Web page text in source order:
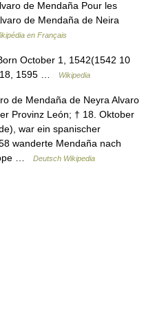
de Mendaña Pour les
de Mendaña de Neira
en Français
October 1, 1542(1542 10
18, 1595 …
Wikipedia
de Mendaña de Neyra Alvaro
Provinz León; † 18. Oktober
war ein spanischer
wanderte Mendaña nach
…
Deutsch Wikipedia